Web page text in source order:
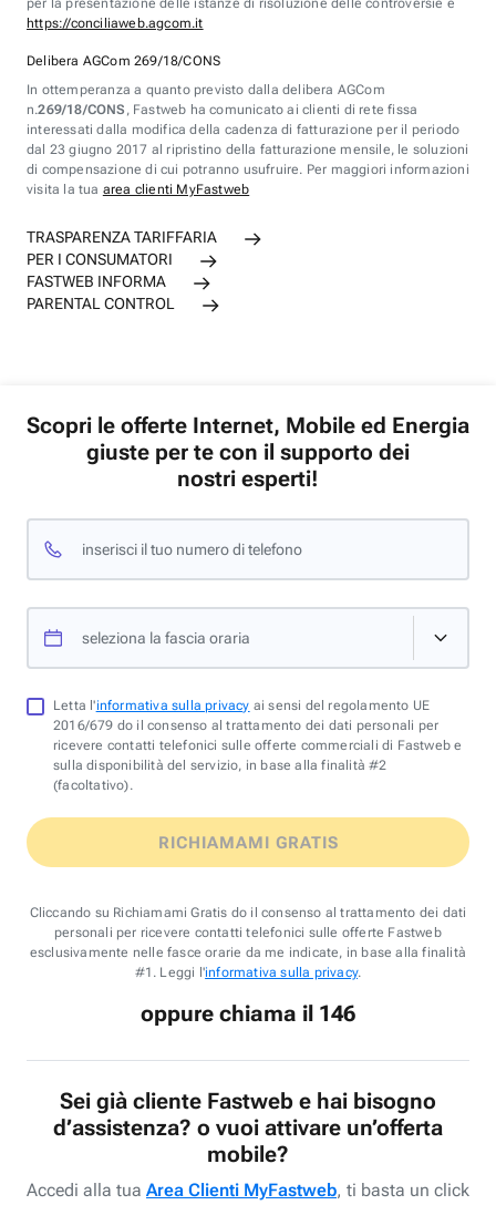
per la presentazione delle istanze di risoluzione delle controversie è
https://conciliaweb.agcom.it
Delibera AGCom 269/18/CONS
In ottemperanza a quanto previsto dalla delibera AGCom
n.269/18/CONS , Fastweb ha comunicato ai clienti di rete fissa
interessati dalla modifica della cadenza di fatturazione per il periodo
dal 23 giugno 2017 al ripristino della fatturazione mensile, le soluzioni
di compensazione di cui potranno usufruire. Per maggiori informazioni
visita la tua area clienti MyFastweb
TRASPARENZA TARIFFARIA
PER I CONSUMATORI
FASTWEB INFORMA
PARENTAL CONTROL
Scopri le offerte Internet, Mobile ed Energia
giuste per te con il supporto dei
nostri esperti!
inserisci il tuo numero di telefono
seleziona la fascia oraria
Letta l'informativa sulla privacy ai sensi del regolamento UE
2016/679 do il consenso al trattamento dei dati personali per
ricevere contatti telefonici sulle offerte commerciali di Fastweb e
sulla disponibilità del servizio, in base alla finalità #2
(facoltativo).
RICHIAMAMI GRATIS
Cliccando su Richiamami Gratis do il consenso al trattamento dei dati
personali per ricevere contatti telefonici sulle offerte Fastweb
esclusivamente nelle fasce orarie da me indicate, in base alla finalità
#1. Leggi l'informativa sulla privacy.
oppure chiama il 146
Sei già cliente Fastweb e hai bisogno
d’assistenza? o vuoi attivare un’offerta
mobile?
Accedi alla tua Area Clienti MyFastweb, ti basta un click